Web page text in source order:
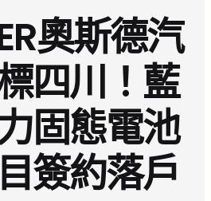
奧斯德汽
四川！藍
固態電池
簽約落戶